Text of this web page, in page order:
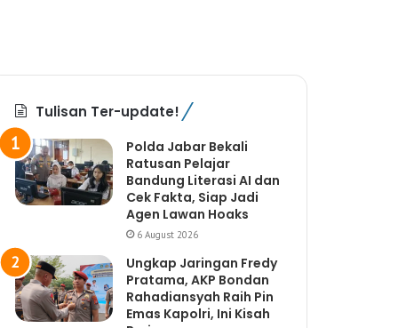
Tulisan Ter-update!
Polda Jabar Bekali
Ratusan Pelajar
Bandung Literasi AI dan
Cek Fakta, Siap Jadi
Agen Lawan Hoaks
6 August 2026
Ungkap Jaringan Fredy
Pratama, AKP Bondan
Rahadiansyah Raih Pin
Emas Kapolri, Ini Kisah